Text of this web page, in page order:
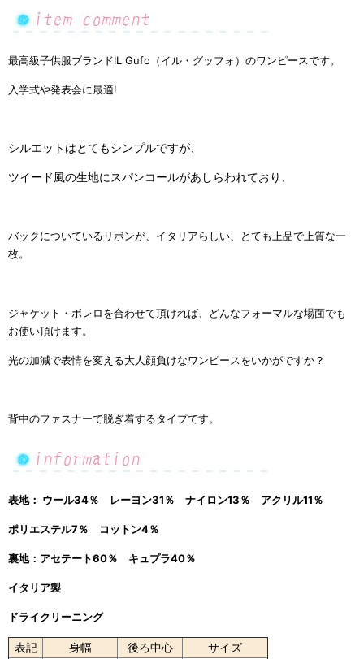
最高級子供服ブランドIL Gufo（イル・グッフォ）のワンピースです。
入学式や発表会に最適!
シルエットはとてもシンプルですが、
ツイード風の生地にスパンコールがあしらわれており、
バックについているリボンが、 イタリアらしい、とても上品で上質な一
枚。
ジャケット・ボレロを合わせて頂ければ、
どんなフォーマルな場面でも
お使い頂けます。
光の加減で表情を変える大人顔負けなワンピースをいかがですか？
背中のファスナーで脱ぎ着するタイプです。
表地： ウール34％ レーヨン31％ ナイロン13％ アクリル11％
ポリエステル7％ コットン4％
裏地：アセテート60％ キュプラ40％
イタリア製
ドライクリーニング
表記 身幅 後ろ中心
サイズ